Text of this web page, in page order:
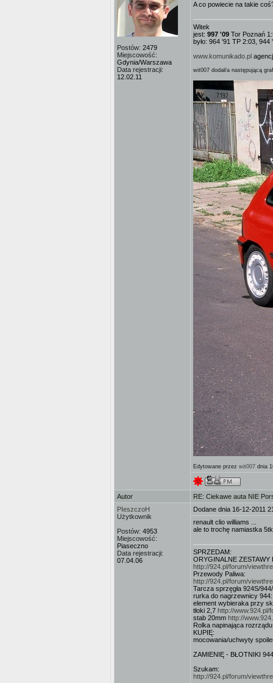
Postów: 2479
Miejscowość:
Gdynia/Warszawa
Data rejestracji:
12.02.11
A co powiecie na takie
Witek
jest: 997 '09 Tor Poznań
było: 964 '91 TP 2:03,
www.komunikado.pl
wit007 dodał/a następującą
Edytowane przez wit007 dnia
Autor
RE: Ciekawe auta NIE
PIeszczoH
Użytkownik
Postów: 4953
Miejscowość:
Piaseczno
Data rejestracji:
07.04.06
Dodane dnia 16-12-2011
renault clio williams ...
ale to trochę namiastka
SPRZEDAM:
ORYGINALNE ZESTAWY
http://924.pl/forum/
Przewody Paliwa:
http://924.pl/forum/
Tarcza sprzęgła 924S/
rurka do nagrzewnicy
element wybieraka przy
tłoki 2,7 http://www.924.pl/
stab 20mm http://
Rolka napinająca
KUPIĘ:
mocowania/uchwyty
ZAMIENIĘ - BŁOTNIKI
Szukam:
http://924.pl/forum/